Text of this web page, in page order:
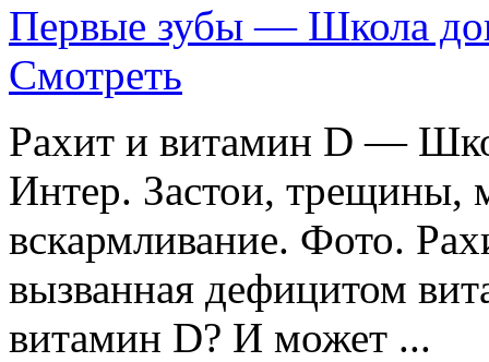
Первые зубы — Школа
Смотреть
Рахит и витамин D —
Интер. Застои, трещины,
вскармливание. Фото.
вызванная дефицитом
витамин D? И может ...